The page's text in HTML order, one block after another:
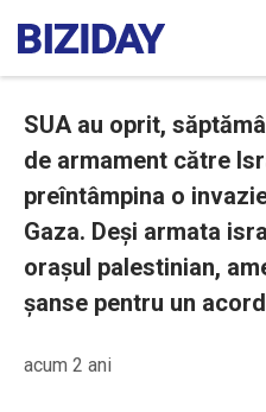
SUA au oprit,
de armament către
preîntâmpina o
Gaza. Deși armata
orașul palestinian,
șanse pentru un
acum 2 ani